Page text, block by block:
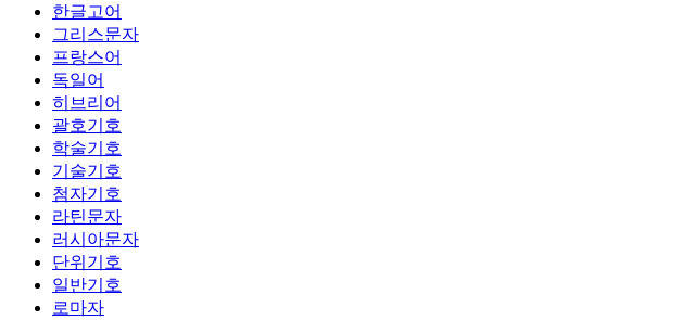
한글고어
그리스문자
프랑스어
독일어
히브리어
괄호기호
학술기호
기술기호
첨자기호
라틴문자
러시아문자
단위기호
일반기호
로마자